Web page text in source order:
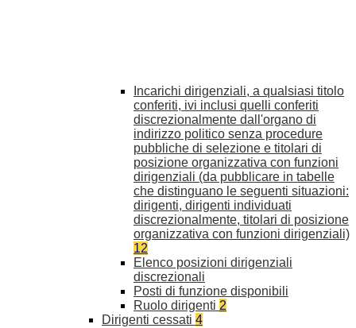
Incarichi dirigenziali, a qualsiasi titolo
conferiti, ivi inclusi quelli conferiti
discrezionalmente dall'organo di
indirizzo politico senza procedure
pubbliche di selezione e titolari di
posizione organizzativa con funzioni
dirigenziali (da pubblicare in tabelle
che distinguano le seguenti situazioni:
dirigenti, dirigenti individuati
discrezionalmente, titolari di posizione
organizzativa con funzioni dirigenziali)
12
Elenco posizioni dirigenziali
discrezionali
Posti di funzione disponibili
Ruolo dirigenti 2
Dirigenti cessati 4